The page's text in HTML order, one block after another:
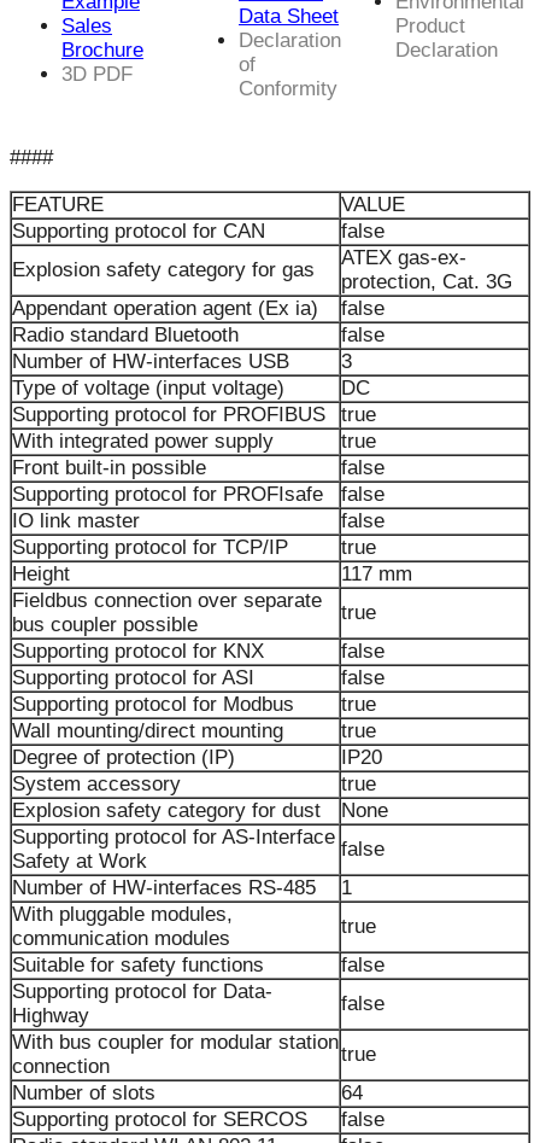
Sales
Brochure
3D PDF
Data Sheet
Declaration
of
Conformity
Product
Declaration
####
FEATURE
VALUE
Supporting protocol for CAN
false
Explosion safety category for gas
ATEX gas-ex-
protection, Cat. 3G
Appendant operation agent (Ex ia)
false
Radio standard Bluetooth
false
Number of HW-interfaces USB
3
Type of voltage (input voltage)
DC
Supporting protocol for PROFIBUS
true
With integrated power supply
true
Front built-in possible
false
Supporting protocol for PROFIsafe
false
IO link master
false
Supporting protocol for TCP/IP
true
Height
117 mm
Fieldbus connection over separate
bus coupler possible
true
Supporting protocol for KNX
false
Supporting protocol for ASI
false
Supporting protocol for Modbus
true
Wall mounting/direct mounting
true
Degree of protection (IP)
IP20
System accessory
true
Explosion safety category for dust
None
Supporting protocol for AS-Interface
Safety at Work
false
Number of HW-interfaces RS-485
1
With pluggable modules,
communication modules
true
Suitable for safety functions
false
Supporting protocol for Data-
Highway
false
With bus coupler for modular station
connection
true
Number of slots
64
Supporting protocol for SERCOS
false